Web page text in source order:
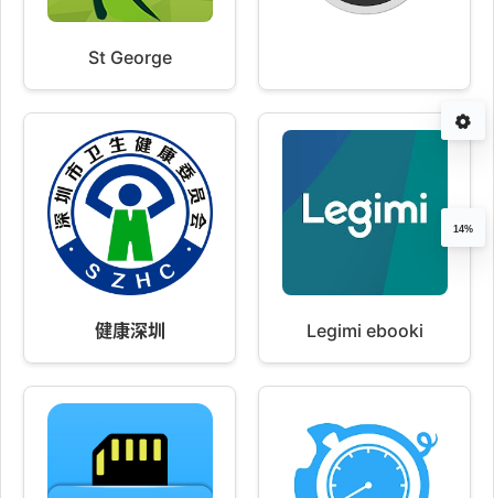
St George
健康深圳 Legimi ebooki
14%